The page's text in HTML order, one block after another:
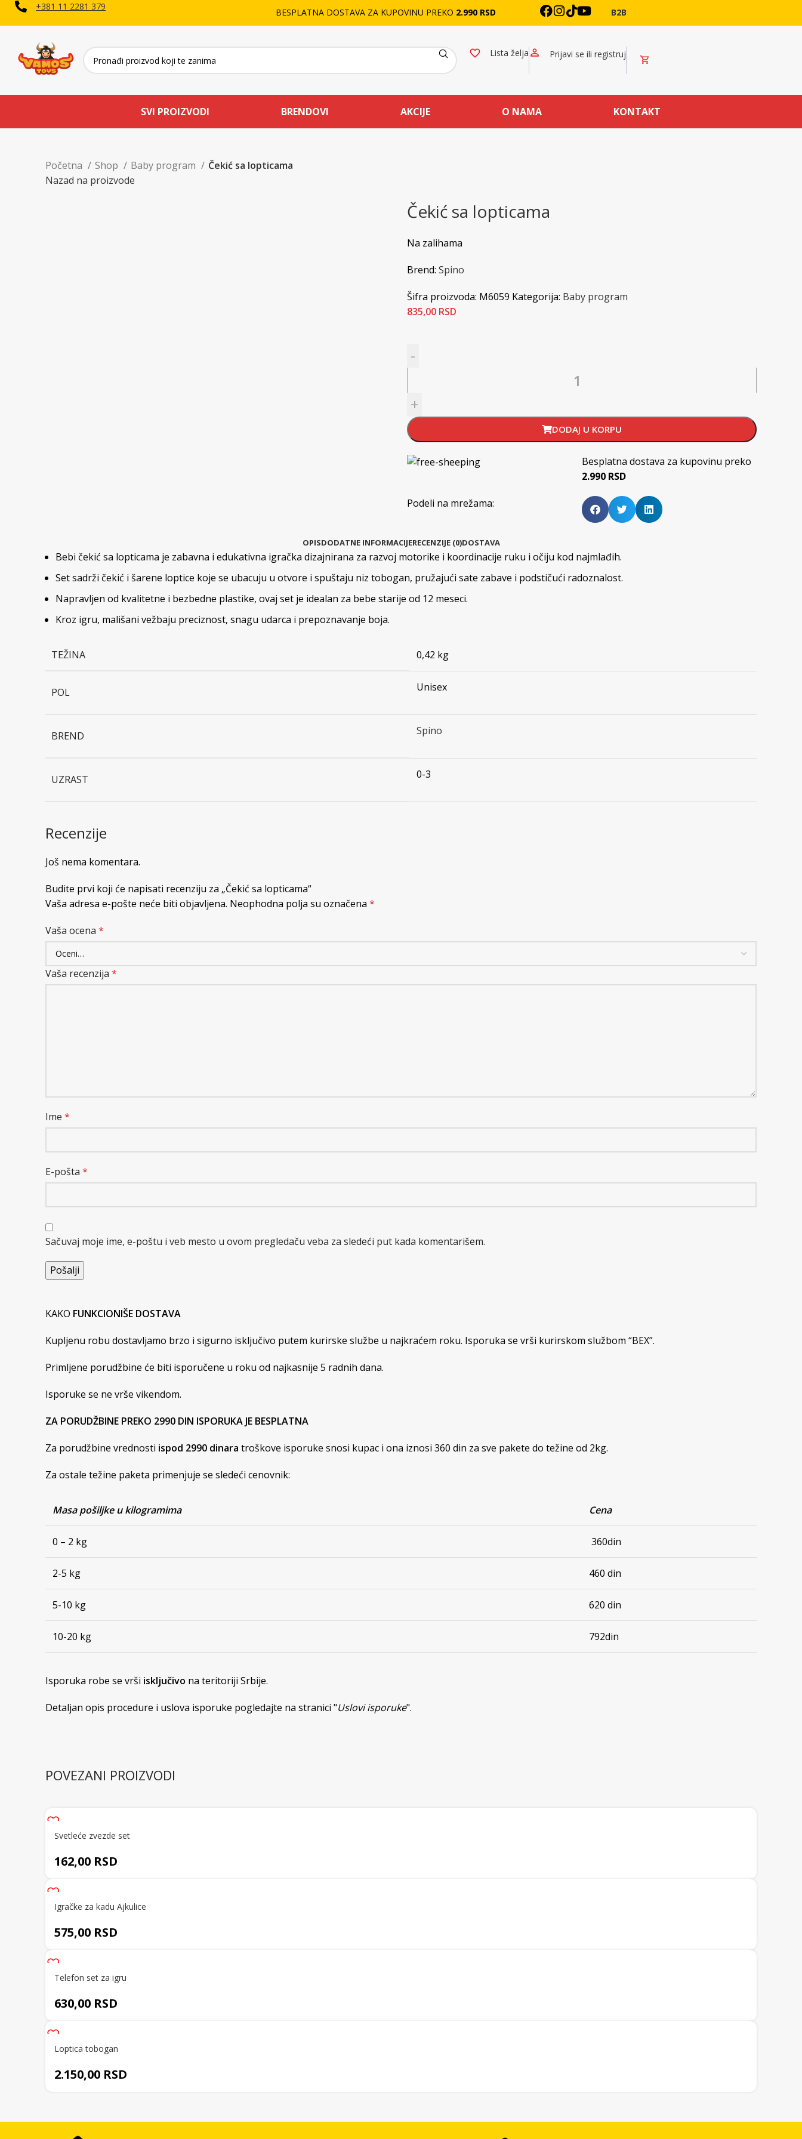
+381 11 2281 379
BESPLATNA DOSTAVA ZA KUPOVINU PREKO 2.990 RSD B2B
Lista želja Prijavi se ili registruj
SVI PROIZVODI BRENDOVI AKCIJE O NAMA KONTAKT
Početna Shop Baby program
Čekić sa lopticama
Nazad na proizvode
Čekić sa lopticama
Na zalihama
Brend: Spino
Šifra proizvoda: M6059 Kategorija: Baby program
835,00 RSD
DODAJ U KORPU
Besplatna dostava za kupovinu preko
2.990 RSD
Podeli na mrežama:
OPISDODATNE INFORMACIJERECENZIJE (0)DOSTAVA
Bebi čekić sa lopticama je zabavna i edukativna igračka dizajnirana za razvoj motorike i koordinacije ruku i očiju kod najmlađih.
Set sadrži čekić i šarene loptice koje se ubacuju u otvore i spuštaju niz tobogan, pružajući sate zabave i podstičući radoznalost.
Napravljen od kvalitetne i bezbedne plastike, ovaj set je idealan za bebe starije od 12 meseci.
Kroz igru, mališani vežbaju preciznost, snagu udarca i prepoznavanje boja.
TEŽINA 0,42 kg
POL Unisex
BREND Spino
UZRAST 0-3
Recenzije
Još nema komentara.
Budite prvi koji će napisati recenziju za „Čekić sa lopticama“
Vaša adresa e-pošte neće biti objavljena. Neophodna polja su označena *
Vaša ocena *
Vaša recenzija *
Ime *
E-pošta *
Sačuvaj moje ime, e-poštu i veb mesto u ovom pregledaču veba za sledeći put kada komentarišem.
KAKO FUNKCIONIŠE DOSTAVA
Kupljenu robu dostavljamo brzo i sigurno isključivo putem kurirske službe u najkraćem roku. Isporuka se vrši kurirskom službom “BEX”.
Primljene porudžbine će biti isporučene u roku od najkasnije 5 radnih dana.
Isporuke se ne vrše vikendom.
ZA PORUDŽBINE PREKO 2990 DIN ISPORUKA JE BESPLATNA
Za porudžbine vrednosti ispod 2990 dinara troškove isporuke snosi kupac i ona iznosi 360 din za sve pakete do težine od 2kg.
Za ostale težine paketa primenjuje se sledeći cenovnik:
Masa pošiljke u kilogramima Cena
0 – 2 kg 360din
2-5 kg 460 din
5-10 kg 620 din
10-20 kg 792din
Isporuka robe se vrši isključivo na teritoriji Srbije.
Detaljan opis procedure i uslova isporuke pogledajte na stranici "Uslovi isporuke".
POVEZANI PROIZVODI
Svetleće zvezde set
162,00 RSD
Igračke za kadu Ajkulice
575,00 RSD
Telefon set za igru
630,00 RSD
Loptica tobogan
2.150,00 RSD